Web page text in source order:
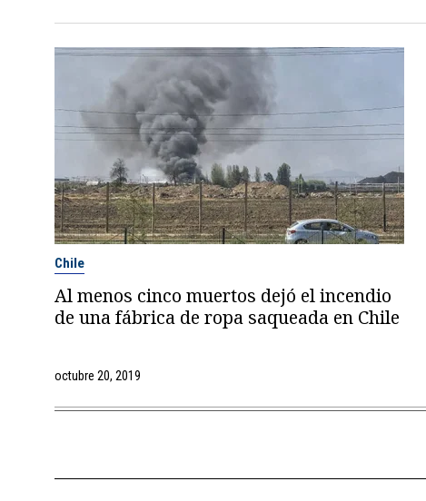
Chile
Al menos cinco muertos dejó el incendio
de una fábrica de ropa saqueada en Chile
octubre 20, 2019